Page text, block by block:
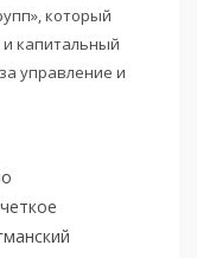
который
капитальный
управление и